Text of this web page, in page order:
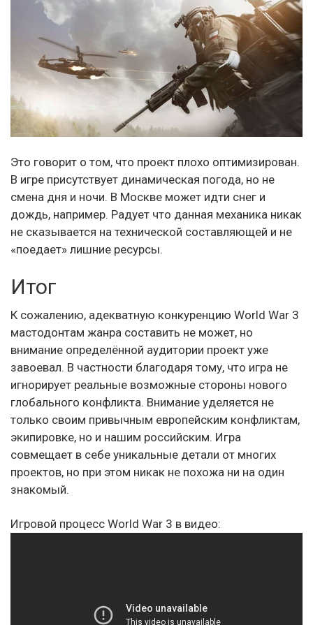
Это говорит о том, что проект плохо оптимизирован.
В игре присутствует динамическая погода, но не
смена дня и ночи. В Москве может идти снег и
дождь, например. Радует что данная механика никак
не сказывается на технической составляющей и не
«поедает» лишние ресурсы.
Итог
К сожалению, адекватную конкуренцию World War 3
мастодонтам жанра составить не может, но
внимание определённой аудитории проект уже
завоевал. В частности благодаря тому, что игра не
игнорирует реальные возможные стороны нового
глобального конфликта. Внимание уделяется не
только своим привычным европейским конфликтам,
экипировке, но и нашим российским. Игра
совмещает в себе уникальные детали от многих
проектов, но при этом никак не похожа ни на один
знакомый.
Игровой процесс World War 3 в видео: